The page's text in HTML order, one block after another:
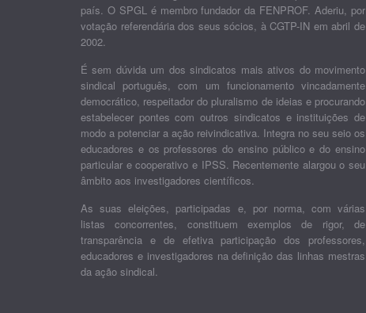
país. O SPGL é membro fundador da FENPROF. Aderiu, por
votação referendária dos seus sócios, à CGTP-IN em abril de
2002.
É sem dúvida um dos sindicatos mais ativos do movimento
sindical português, com um funcionamento vincadamente
democrático, respeitador do pluralismo de ideias e procurando
estabelecer pontes com outros sindicatos e instituições de
modo a potenciar a ação reivindicativa. Integra no seu seio os
educadores e os professores do ensino público e do ensino
particular e cooperativo e IPSS. Recentemente alargou o seu
âmbito aos investigadores científicos.
As suas eleições, participadas e, por norma, com várias
listas concorrentes, constituem exemplos de rigor, de
transparência e de efetiva participação dos professores,
educadores e investigadores na definição das linhas mestras
da ação sindical.